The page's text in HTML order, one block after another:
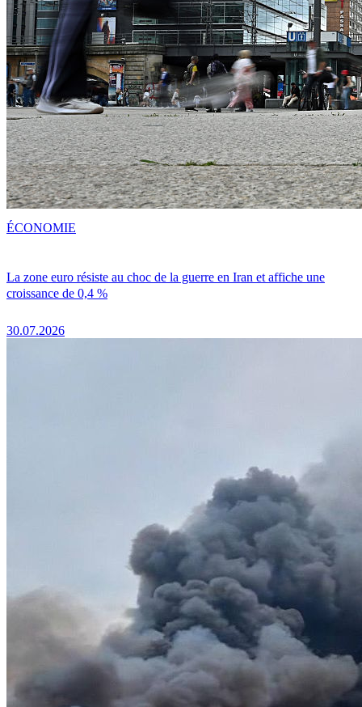
La zone euro résiste au choc de la guerre en Iran et affiche une
croissance de 0,4 %
30.07.2026
ÉCONOMIE